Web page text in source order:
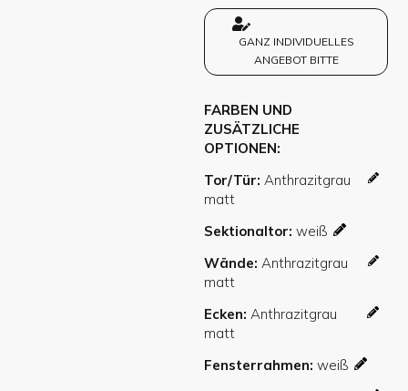
GANZ INDIVIDUELLES
ANGEBOT BITTE
FARBEN UND
ZUSÄTZLICHE
OPTIONEN
Tor/Tür
Sektionaltor
Wände
Ecken
Fensterrahmen